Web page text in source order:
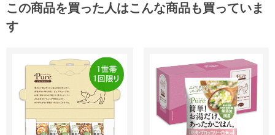
この商品を買った人はこんな商品も買っていま
す